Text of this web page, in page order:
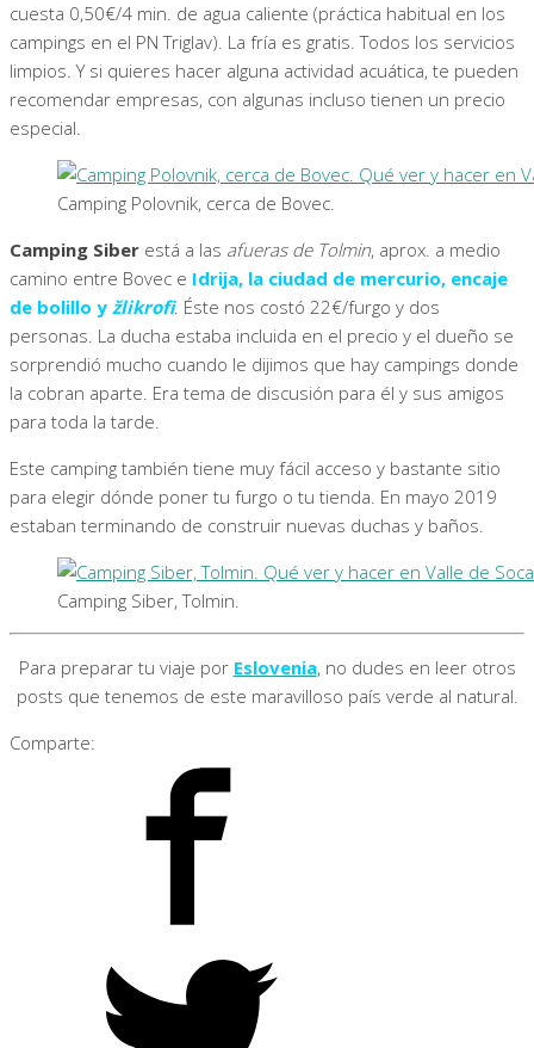
cuesta 0,50€/4 min. de agua caliente (práctica habitual en los
campings en el PN Triglav). La fría es gratis. Todos los servicios
limpios. Y si quieres hacer alguna actividad acuática, te pueden
recomendar empresas, con algunas incluso tienen un precio
especial.
Camping Polovnik, cerca de Bovec.
Camping Siber está a las afueras de Tolmin, aprox. a medio
camino entre Bovec e Idrija, la ciudad de mercurio, encaje
de bolillo y žlikrofi. Éste nos costó 22€/furgo y dos
personas. La ducha estaba incluida en el precio y el dueño se
sorprendió mucho cuando le dijimos que hay campings donde
la cobran aparte. Era tema de discusión para él y sus amigos
para toda la tarde.
Este camping también tiene muy fácil acceso y bastante sitio
para elegir dónde poner tu furgo o tu tienda. En mayo 2019
estaban terminando de construir nuevas duchas y baños.
Camping Siber, Tolmin.
Para preparar tu viaje por Eslovenia, no dudes en leer otros
posts que tenemos de este maravilloso país verde al natural.
Comparte: